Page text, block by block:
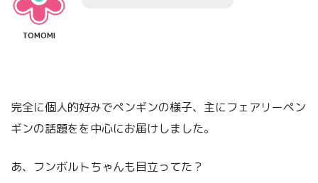
TOMOMI
完全に個人的好みでペンギンの様子、主にフェアリーペン
ギンの話題をを中心にお届けしました。
あ、フンボルトちゃんも目立ってた？